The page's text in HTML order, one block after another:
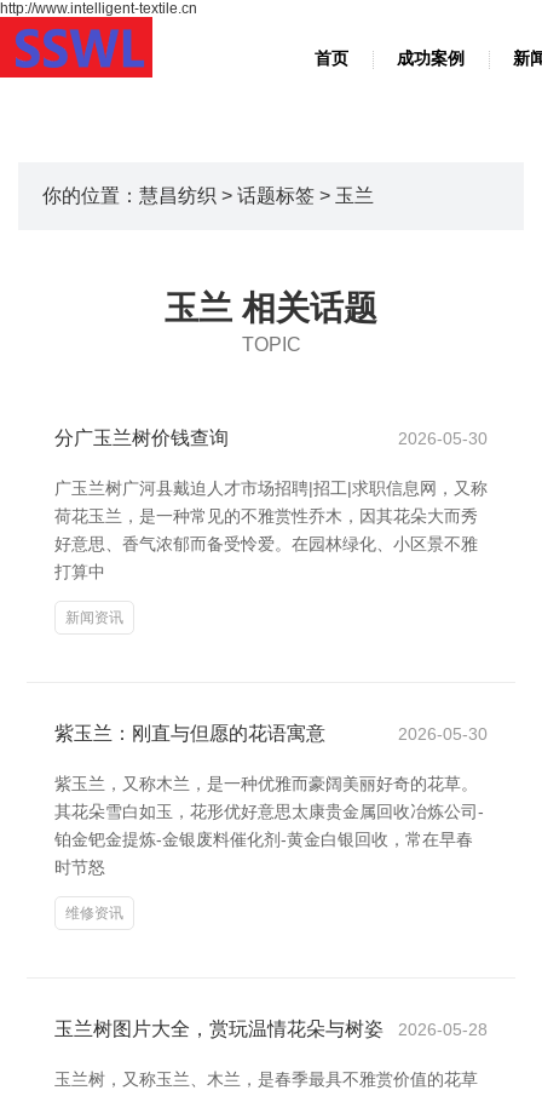
http://www.intelligent-textile.cn
首页 成功案例 新
你的位置： 慧昌纺织 > 话题标签 > 玉兰
玉兰 相关话题
TOPIC
分广玉兰树价钱查询 2026-05-30
广玉兰树广河县戴迫人才市场招聘|招工|求职信息网，又称
荷花玉兰，是一种常见的不雅赏性乔木，因其花朵大而秀
好意思、香气浓郁而备受怜爱。在园林绿化、小区景不雅
打算中
新闻资讯
紫玉兰：刚直与但愿的花语寓意 2026-05-30
紫玉兰，又称木兰，是一种优雅而豪阔美丽好奇的花草。
其花朵雪白如玉，花形优好意思太康贵金属回收冶炼公司-
铂金钯金提炼-金银废料催化剂-黄金白银回收，常在早春
时节怒
维修资讯
玉兰树图片大全，赏玩温情花朵与树姿 2026-05-28
玉兰树，又称玉兰、木兰，是春季最具不雅赏价值的花草